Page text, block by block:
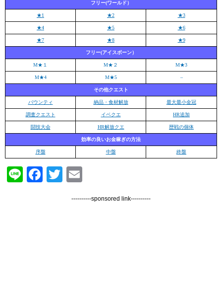
フリー(ワールド）
★1 ★2 ★3
★4 ★5 ★6
★7 ★8 ★9
フリー(アイスボーン）
M★１ M★２ M★3
M★4 M★5 –
その他クエスト
バウンティ 納品・食材解放 最大最小金冠
調査クエスト イベクエ HR追加
闘技大会 HR解放クエ 歴戦の個体
効率の良いお金稼ぎの方法
序盤 中盤 終盤
LineFacebook
Twitter
----------sponsored link----------